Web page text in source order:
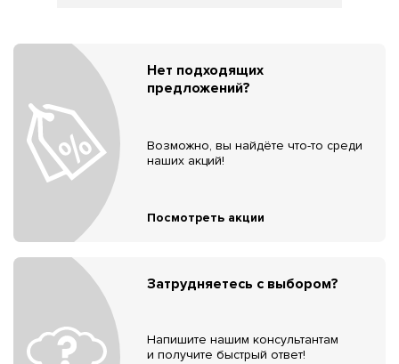
Нет подходящих
предложений?
Возможно, вы найдёте что-то среди
наших акций!
Посмотреть акции
Затрудняетесь с выбором?
Напишите нашим консультантам
и получите быстрый ответ!